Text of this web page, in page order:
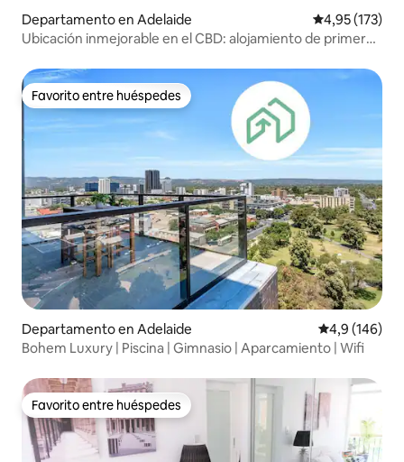
Departamento en Adelaide Calificación
4,95 (173)
Ubicación inmejorable en el CBD: alojamiento de primera
Favorito entre huéspedes
Favorito entre huéspedes
Departamento en Adelaide Calificación
4,9 (146)
Bohem Luxury | Piscina | Gimnasio | Aparcamiento | Wifi
Favorito entre huéspedes
Favorito entre huéspedes